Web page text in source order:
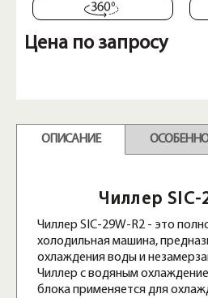
Цена по запросу
ОПИСАНИЕ
Чиллер SIC-
Чиллер SIC-29W-R2 - это
холодильная машина,
охлаждения воды и
Чиллер с водяным
блока применяется для